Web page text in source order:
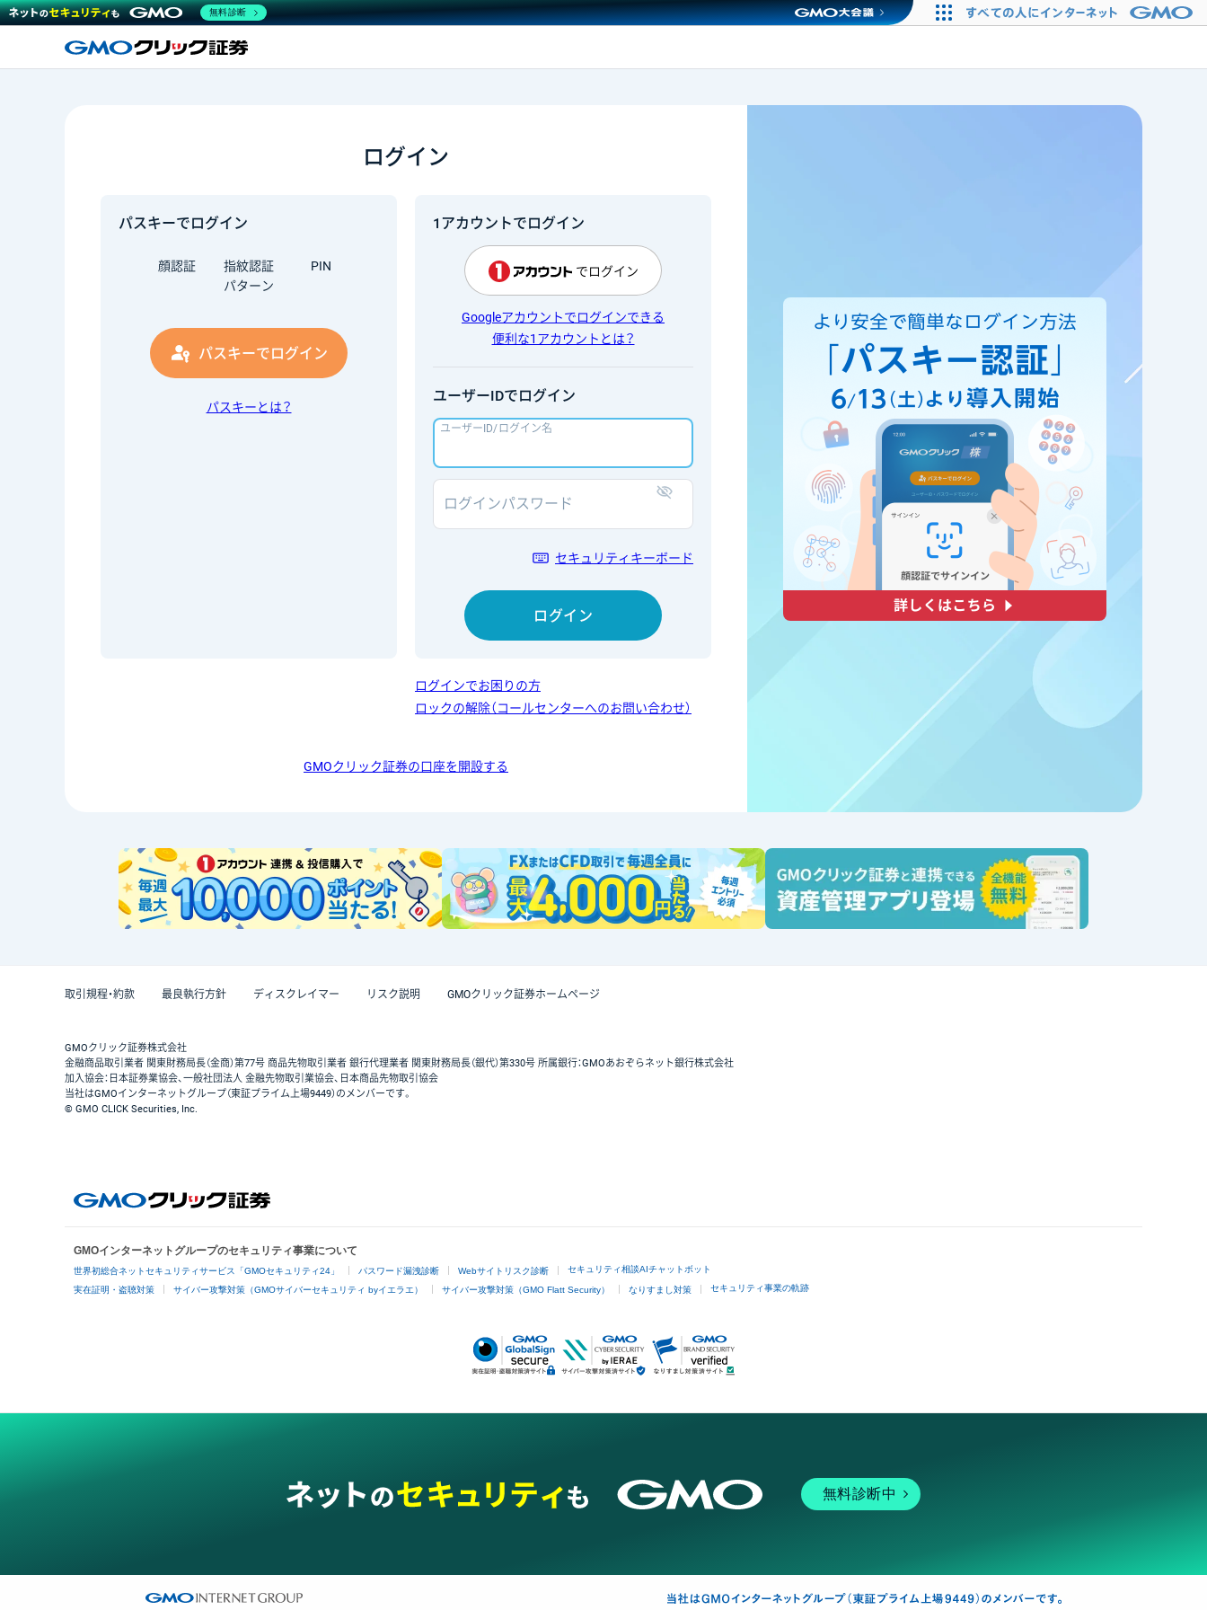
ログイン
パスキーでログイン
顔認証 指紋認証
PIN
パターン
パスキーでログイン
パスキーとは？
1アカウントでログイン
でログイン
Googleアカウントでログインできる
便利な1アカウントとは？
ユーザーIDでログイン
ユーザーID/ログイン名
ログインパスワード
セキュリティキーボード
ログイン
ログインでお困りの方
ロックの解除（コールセンターへのお問い合わせ）
GMOクリック証券の口座を開設する
取引規程・約款 最良執行方針 ディスクレイマー リスク説明 GMOクリック証券ホームページ
GMOクリック証券株式会社
金融商品取引業者 関東財務局長（金商）第77号 商品先物取引業者 銀行代理業者 関東財務局長（銀代）第330号 所属銀行：GMOあおぞらネット銀行株式会社
加入協会：日本証券業協会、一般社団法人 金融先物取引業協会、日本商品先物取引協会
当社はGMOインターネットグループ（東証プライム上場9449）のメンバーです。
© GMO CLICK Securities, Inc.
GMOインターネットグループのセキュリティ事業について
世界初総合ネットセキュリティサービス「GMOセキュリティ24」 パスワード漏洩診断 Webサイトリスク診断 セキュリティ相談AIチャットボット
実在証明・盗聴対策 サイバー攻撃対策（GMOサイバーセキュリティ byイエラエ） サイバー攻撃対策（GMO Flatt Security） なりすまし対策 セキュリティ事業の軌跡
無料診断中
無料診断